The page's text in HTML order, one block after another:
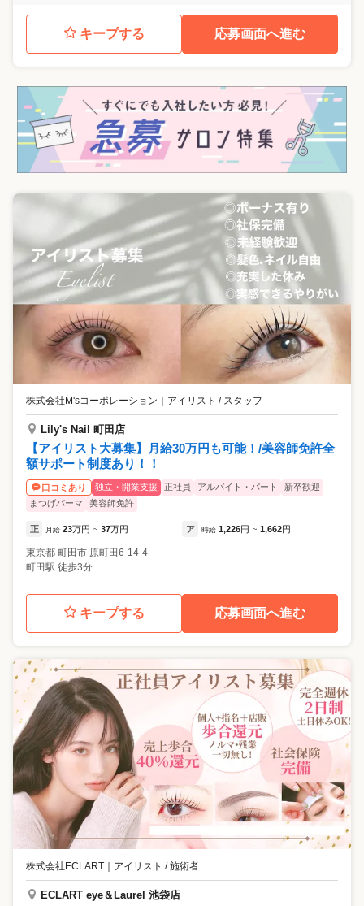
キープする 応募画面へ進む
株式会社M'sコーポレーション ｜ アイリスト / スタッフ
Lily's Nail 町田店
【アイリスト大募集】月給30万円も可能！/美容師免許全
額サポート制度あり！！
口コミあり 独立・開業支援 正社員 アルバイト・パート
新卒歓迎
まつげパーマ
美容師免許
正 月給 23万円 ~ 37万円 ア 時給 1,226円 ~ 1,662円
東京都 町田市 原町田6-14-4
町田駅 徒歩3分
キープする 応募画面へ進む
株式会社ECLART アイリスト / 施術者
ECLART eye＆Laurel 池袋店